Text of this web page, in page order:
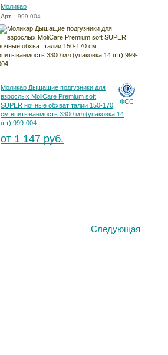
Моликар
Арт. : 999-004
ФСС
Моликар Дышащие подгузники для
взрослых MoliCare Premium soft
SUPER ночные обхват талии 150-170
см впитываемость 3300 мл (упаковка 14
шт) 999-004
от 1 147 руб.
Следующая